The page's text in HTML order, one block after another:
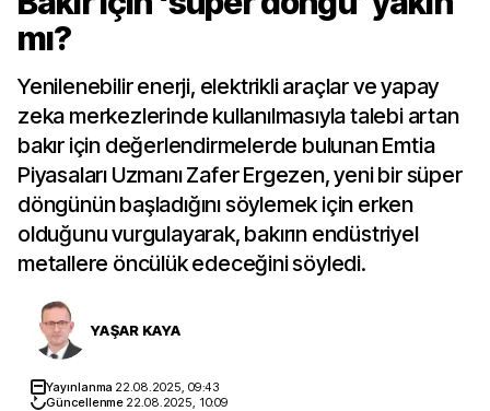
mı?
Yenilenebilir enerji, elektrikli araçlar ve yapay
zeka merkezlerinde kullanılmasıyla talebi artan
bakır için değerlendirmelerde bulunan Emtia
Piyasaları Uzmanı Zafer Ergezen, yeni bir süper
döngünün başladığını söylemek için erken
olduğunu vurgulayarak, bakırın endüstriyel
metallere öncülük edeceğini söyledi.
YAŞAR KAYA
Yayınlanma 22.08.2025, 09:43
Güncellenme 22.08.2025, 10:09